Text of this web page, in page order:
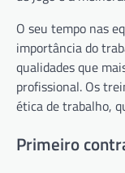
O seu tempo nas
importância do
qualidades que
profissional. Os
ética de trabalho,
Primeiro